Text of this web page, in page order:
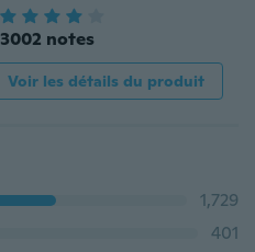
3002 notes
Voir les détails du produit
1,729
401